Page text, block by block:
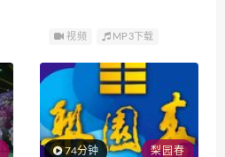
视频 MP3下载
74分钟 梨园春